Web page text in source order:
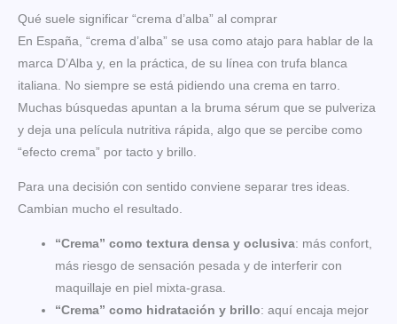
Qué suele significar “crema d’alba” al comprar
En España, “crema d’alba” se usa como atajo para hablar de la
marca D’Alba y, en la práctica, de su línea con trufa blanca
italiana. No siempre se está pidiendo una crema en tarro.
Muchas búsquedas apuntan a la bruma sérum que se pulveriza
y deja una película nutritiva rápida, algo que se percibe como
“efecto crema” por tacto y brillo.
Para una decisión con sentido conviene separar tres ideas.
Cambian mucho el resultado.
“Crema” como textura densa y oclusiva: más confort,
más riesgo de sensación pesada y de interferir con
maquillaje en piel mixta-grasa.
“Crema” como hidratación y brillo: aquí encaja mejor